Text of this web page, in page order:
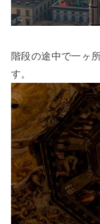
階段の途中で一ヶ
す。